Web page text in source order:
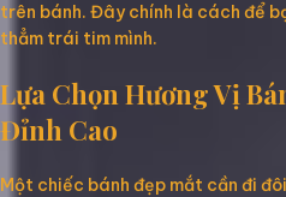
trên bánh. Đây chính là cách để
thẳm trái tim mình.
Lựa Chọn Hương Vị
Đỉnh Cao
Một chiếc bánh đẹp mắt cần đi